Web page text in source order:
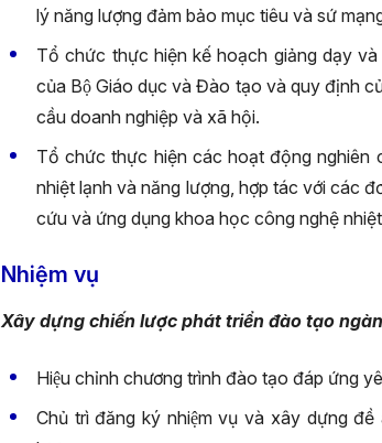
lý năng lượng đảm bảo mục tiêu và sứ
Tổ chức thực hiện kế hoạch giảng dạy
của Bộ Giáo dục và Đào tạo và quy định
cầu doanh nghiệp và xã hội.
Tổ chức thực hiện các hoạt động nghiên
nhiệt lạnh và năng lượng, hợp tác với các
cứu và ứng dụng khoa học công nghệ
Nhiệm vụ
Xây dựng chiến lược phát triển đào tạo
Hiệu chỉnh chương trình đào tạo đáp ứng
Chủ trì đăng ký nhiệm vụ và xây dựng